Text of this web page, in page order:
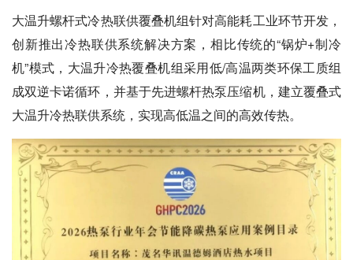
大温升螺杆式冷热联供覆叠机组针对高能耗工业环节开发，
创新推出冷热联供系统解决方案，相比传统的“锅炉+制冷
机”模式，大温升冷热覆叠机组采用低/高温两类环保工质组
成双逆卡诺循环，并基于先进螺杆热泵压缩机，建立覆叠式
大温升冷热联供系统，实现高低温之间的高效传热。